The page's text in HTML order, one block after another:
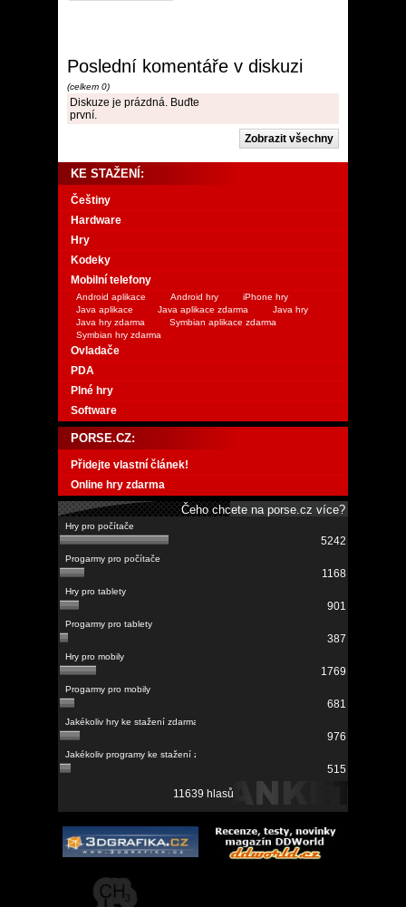
Poslední komentáře v diskuzi
(celkem 0)
Diskuze je prázdná. Buďte
první.
KE STAŽENÍ:
Češtiny
Hardware
Hry
Kodeky
Mobilní telefony
Android aplikace Android hry
iPhone hry
Java aplikace
Java aplikace zdarma
Java hry
Java hry zdarma
Symbian aplikace zdarma
Symbian hry zdarma
Ovladače
PDA
Plné hry
Software
PORSE.CZ:
Přidejte vlastní článek!
Online hry zdarma
Čeho chcete na porse.cz více?
5242
1168
901
387
1769
681
976
515
11639 hlasů